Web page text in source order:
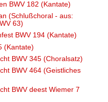
BWV 182 (Kantate)
(Schlußchoral - aus:
63)
BWV 194 (Kantate)
(Kantate)
BWV 345 (Choralsatz)
BWV 464 (Geistliches
BWV deest Wiemer 7